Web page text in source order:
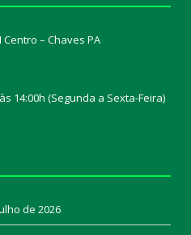
Centro – Chaves PA
14:00h (Segunda a Sexta-Feira)
de 2026